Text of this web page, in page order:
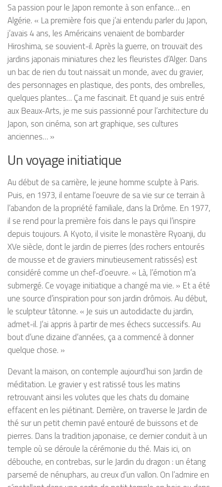
Sa passion pour le Japon remonte à son enfance… en
Algérie. « La première fois que j’ai entendu parler du Japon,
j’avais 4 ans, les Américains venaient de bombarder
Hiroshima, se souvient-il. Après la guerre, on trouvait des
jardins japonais miniatures chez les fleuristes d’Alger. Dans
un bac de rien du tout naissait un monde, avec du gravier,
des personnages en plastique, des ponts, des ombrelles,
quelques plantes… Ça me fascinait. Et quand je suis entré
aux Beaux-Arts, je me suis passionné pour l’architecture du
Japon, son cinéma, son art graphique, ses cultures
anciennes… »
Un voyage initiatique
Au début de sa carrière, le jeune homme sculpte à Paris.
Puis, en 1973, il entame l’oeuvre de sa vie sur ce terrain à
l’abandon de la propriété familiale, dans la Drôme. En 1977,
il se rend pour la première fois dans le pays qui l’inspire
depuis toujours. A Kyoto, il visite le monastère Ryoanji, du
XVe siècle, dont le jardin de pierres (des rochers entourés
de mousse et de graviers minutieusement ratissés) est
considéré comme un chef-d’oeuvre. « Là, l’émotion m’a
submergé. Ce voyage initiatique a changé ma vie. » Et a été
une source d’inspiration pour son jardin drômois. Au début,
le sculpteur tâtonne. « Je suis un autodidacte du jardin,
admet-il. J’ai appris à partir de mes échecs successifs. Au
bout d’une dizaine d’années, ça a commencé à donner
quelque chose. »
Devant la maison, on contemple aujourd’hui son Jardin de
méditation. Le gravier y est ratissé tous les matins
retrouvant ainsi les volutes que les chats du domaine
effacent en les piétinant. Derrière, on traverse le Jardin de
thé sur un petit chemin pavé entouré de buissons et de
pierres. Dans la tradition japonaise, ce dernier conduit à un
temple où se déroule la cérémonie du thé. Mais ici, on
débouche, en contrebas, sur le Jardin du dragon : un étang
parsemé de nénuphars, au creux d’un vallon. On l’admire en